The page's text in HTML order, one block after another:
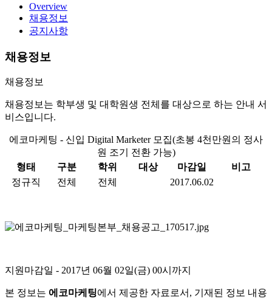
Overview
채용정보
공지사항
채용정보
채용정보
채용정보는 학부생 및 대학원생 전체를 대상으로 하는 안내 서
비스입니다.
에코마케팅 - 신입 Digital Marketer 모집(초봉 4천만원의 정사
원 조기 전환 가능)
형태
구분 학위 대상 마감일
비고
정규직
전체 전체 2017.06.02
지원마감일 - 2017년 06월 02일(금) 00시까지
본 정보는 에코마케팅에서 제공한 자료로서, 기재된 정보 내용